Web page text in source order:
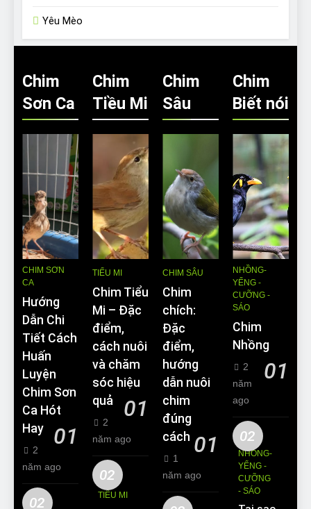
Yêu Mèo
Chim
Sơn Ca
CHIM SƠN
CA
Hướng
Dẫn Chi
Tiết Cách
Huấn
Luyện
Chim Sơn
Ca Hót
Hay
01
2
năm ago
02
Chim
Tiều Mi
TIỂU MI
Chim Tiểu
Mi – Đặc
điểm,
cách nuôi
và chăm
sóc hiệu
quả
01
2
năm ago
02
TIỂU MI
Chim
Sâu
CHIM SÂU
Chim
chích:
Đặc
điểm,
hướng
dẫn nuôi
chim
đúng
cách 01
1
năm ago
Chim
Biết nói
NHỒNG-
YỂNG -
CƯỠNG -
SÁO
Chim
Nhồng
01
2
năm
ago
02
NHỒNG-
YỂNG -
CƯỠNG
- SÁO